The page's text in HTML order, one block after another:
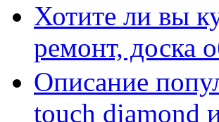
Хотите ли вы
ремонт, доска
Описание
touch diamond